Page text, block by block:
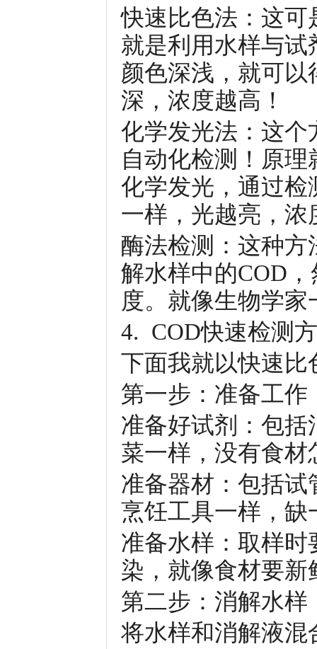
快速比色法：这可
就是利用水样与
颜色深浅，就可
深，浓度越高！
化学发光法：这个
自动化检测！原
化学发光，通过检
一样，光越亮，浓
酶法检测：这种方
解水样中的COD
度。就像生物学
4. COD快速检测
下面我就以快速比
第一步：准备工作
准备好试剂：包
菜一样，没有食材
准备器材：包括
烹饪工具一样，缺
准备水样：取样
染，就像食材要新
第二步：消解水样
将水样和消解液混